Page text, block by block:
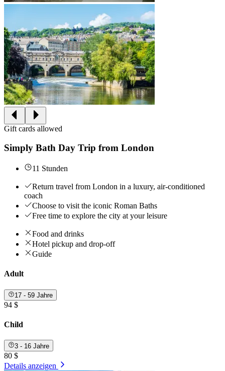
Gift cards allowed
Simply Bath Day Trip from London
11 Stunden
Return travel from London in a luxury, air-conditioned
coach
Choose to visit the iconic Roman Baths
Free time to explore the city at your leisure
Food and drinks
Hotel pickup and drop-off
Guide
Adult
17 - 59 Jahre
94 $
Child
3 - 16 Jahre
80 $
Details anzeigen